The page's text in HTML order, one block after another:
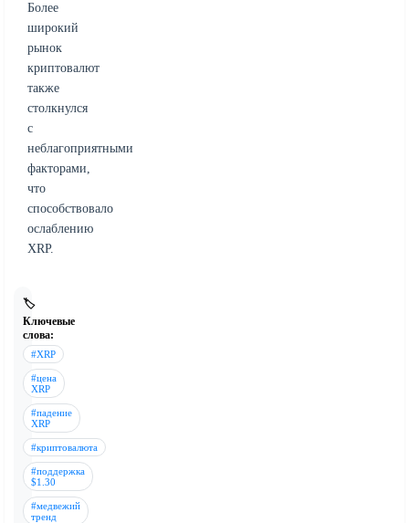
Более
широкий
рынок
криптовалют
также
столкнулся
с
неблагоприятными
факторами,
что
способствовало
ослаблению
XRP.
🏷️
Ключевые
слова:
#XRP
#цена
XRP
#падение
XRP
#криптовалюта
#поддержка
$1.30
#медвежий
тренд